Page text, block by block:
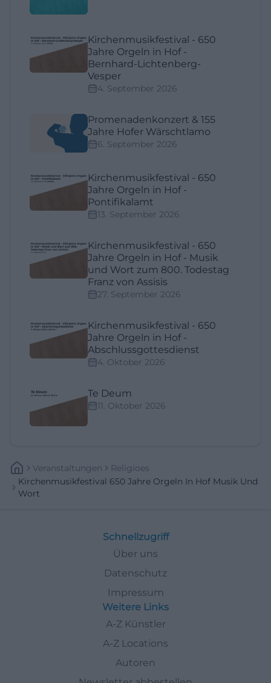
Kirchenmusikfestival - 650
Jahre Orgeln in Hof -
Bernhard-Lichtenberg-
Vesper
4. September 2026
Promenadenkonzert & 155
Jahre Hofer Wärschtlamo
6. September 2026
Kirchenmusikfestival - 650
Jahre Orgeln in Hof -
Pontifikalamt
13. September 2026
Kirchenmusikfestival - 650
Jahre Orgeln in Hof - Musik
und Wort zum 800. Todestag
Franz von Assisis
27. September 2026
Kirchenmusikfestival - 650
Jahre Orgeln in Hof -
Abschlussgottesdienst
4. Oktober 2026
Te Deum
11. Oktober 2026
Veranstaltungen
Religioes
Kirchenmusikfestival 650 Jahre Orgeln In Hof Musik Und
Wort
Schnellzugriff
Über uns
Datenschutz
Impressum
Weitere Links
A-Z Künstler
A-Z Locations
Autoren